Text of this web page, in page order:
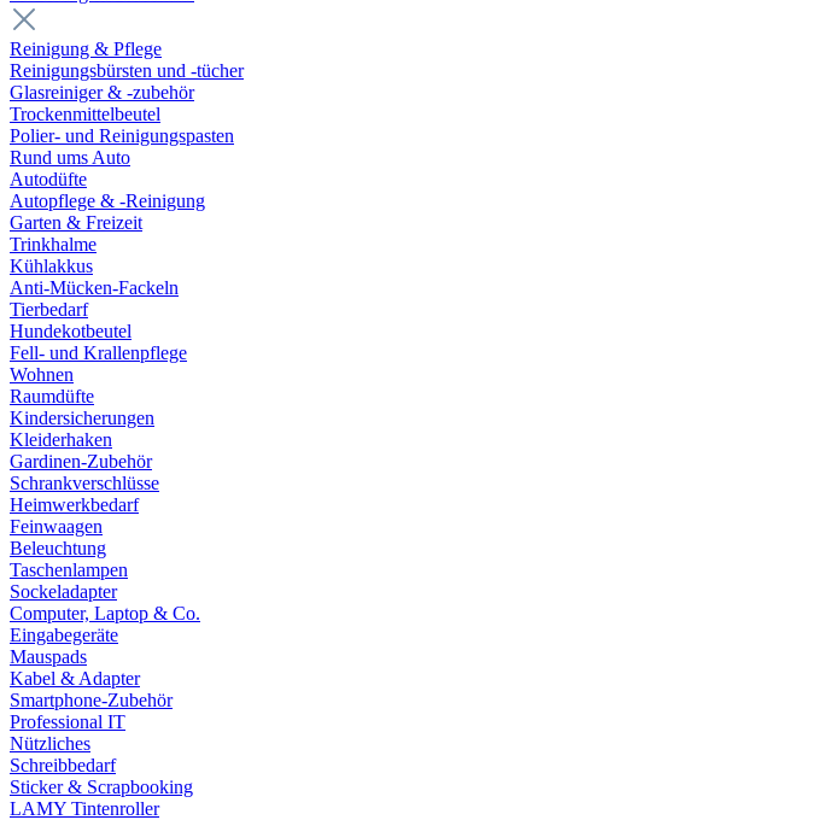
Reinigung & Pflege
Reinigungsbürsten und -tücher
Glasreiniger & -zubehör
Trockenmittelbeutel
Polier- und Reinigungspasten
Rund ums Auto
Autodüfte
Autopflege & -Reinigung
Garten & Freizeit
Trinkhalme
Kühlakkus
Anti-Mücken-Fackeln
Tierbedarf
Hundekotbeutel
Fell- und Krallenpflege
Wohnen
Raumdüfte
Kindersicherungen
Kleiderhaken
Gardinen-Zubehör
Schrankverschlüsse
Heimwerkbedarf
Feinwaagen
Beleuchtung
Taschenlampen
Sockeladapter
Computer, Laptop & Co.
Eingabegeräte
Mauspads
Kabel & Adapter
Smartphone-Zubehör
Professional IT
Nützliches
Schreibbedarf
Sticker & Scrapbooking
LAMY Tintenroller